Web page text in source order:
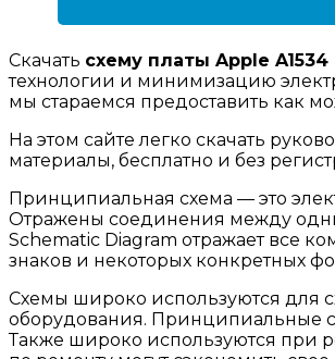
Скачать схему платы Apple
технологии и минимизацию
мы стараемся предоставить как
На этом сайте легко скачать
материалы, бесплатно и без
Принципиальная схема — это
Отражены соединения между
Schematic Diagram отражает все
знаков и некоторых конкретных
Cхемы широко используются для
оборудования. Принципиальные
Также широко используются при